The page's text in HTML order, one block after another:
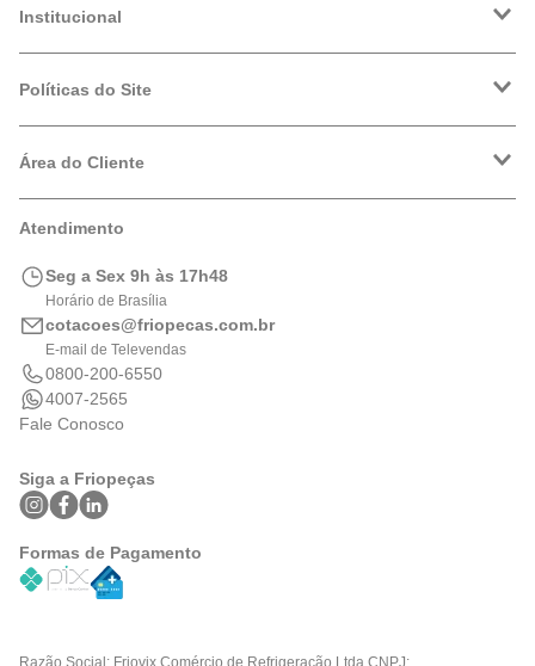
Institucional
Trabalhe Conosco
Políticas do Site
Política de Privacidade
Logística
Área do Cliente
Meus Pedidos
Portal de Boletos
Atendimento
Seg a Sex 9h às 17h48
Horário de Brasília
cotacoes@friopecas.com.br
E-mail de Televendas
0800-200-6550
4007-2565
Fale Conosco
Siga a Friopeças
Formas de Pagamento
Razão Social: Friovix Comércio de Refrigeração Ltda CNPJ: